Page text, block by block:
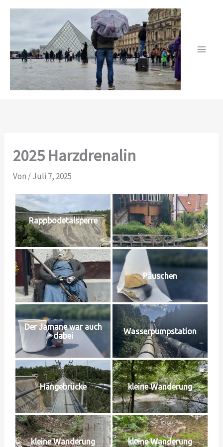
Zum
springen
2025 Harzdrenalin
Von /Juli 7, 2025
Rappbodetalsperre
Päuschen
Der Jamane war auch
dabei
Wasserpumpstation
Hängebrücke kleine Wanderung
kleine Wanderung kleine Wanderung